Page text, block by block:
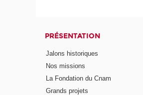
PRÉSENTATION
Jalons historiques
Nos missions
La Fondation du Cnam
Grands projets